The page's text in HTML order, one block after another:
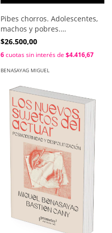
Pibes chorros. Adolescentes,
machos y pobres.
Subjetividad de jóvenes en
Miguel Kunst ; Prólogo de
Miguel Benasayag
$26.500,00
6cuotas sin interés de $4.416,67
BENASAYAG MIGUEL